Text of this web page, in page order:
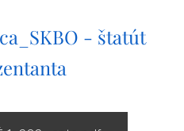
- štatút